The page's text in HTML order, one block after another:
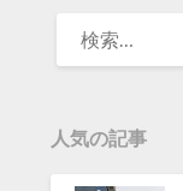
人気の記事